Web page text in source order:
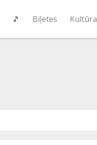
🎵 Biļetes Kultūra